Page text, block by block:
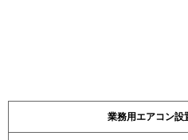
業務用エアコン設